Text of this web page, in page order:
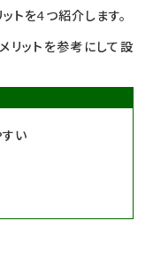
トを4つ紹介します。
リットを参考にして設
い